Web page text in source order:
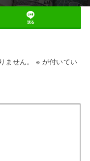
送る
せん。 ※ が付いてい